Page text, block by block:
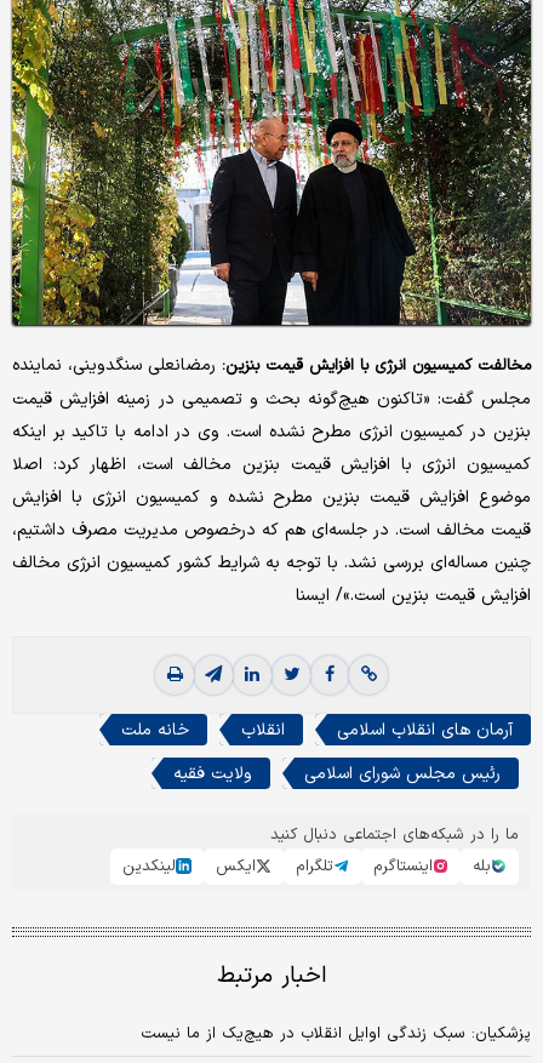
مخالفت کمیسیون انرژی با افزایش قیمت بنزین: رمضانعلی سنگدوینی، نماینده
مجلس گفت: «تاکنون هیچ‌گونه بحث و تصمیمی در زمینه افزایش قیمت
بنزین در کمیسیون انرژی مطرح نشده است. وی در ادامه با تاکید بر اینکه
کمیسیون انرژی با افزایش قیمت بنزین مخالف است، اظهار کرد: اصلا
موضوع افزایش قیمت بنزین مطرح نشده و کمیسیون انرژی با افزایش
قیمت مخالف است. در جلسه‌ای هم که درخصوص مدیریت مصرف داشتیم،
چنین مساله‌ای بررسی نشد. با توجه به شرایط کشور کمیسیون انرژی مخالف
افزایش قیمت بنزین است.»/ ایسنا
آرمان های انقلاب اسلامی انقلاب
خانه ملت
رئیس مجلس شورای اسلامی
ولایت فقیه
ما را در شبکه‌های اجتماعی دنبال کنید
بله
اینستاگرم تلگرام ایکس لینکدین
اخبار مرتبط
پزشکیان: سبک زندگی اوایل انقلاب در هیچ‌یک از ما نیست